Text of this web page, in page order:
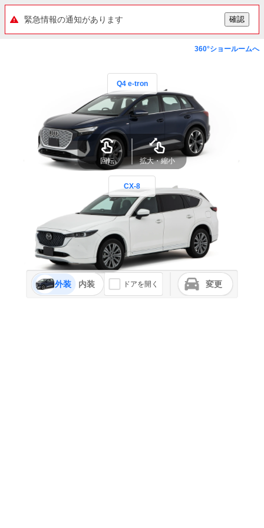
緊急情報の通知があります 確認
360°ショールームへ
Q4 e-tron
CX-8
外装 内装 ドアを開く 変更
回転 拡大・縮小